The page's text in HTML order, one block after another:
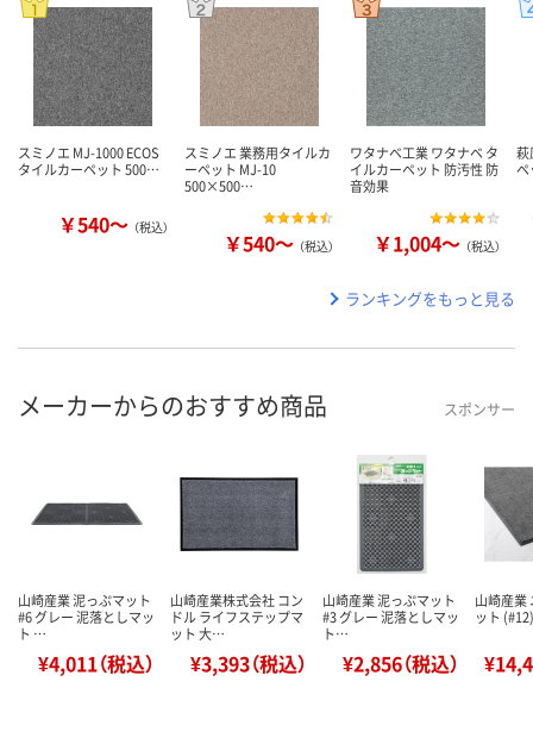
スミノエ MJ-1000 ECOS
タイルカーペット 500…
￥540～ （税込）
スミノエ 業務用タイルカ
ーペット MJ-10
500×500…
￥540～ （税込）
ワタナベ工業 ワタナベ タ
イルカーペット 防汚性 防
音効果
￥1,004～ （税込）
萩
ペ
ランキングをもっと見る
メーカーからのおすすめ商品 スポンサー
山崎産業 泥っぷマット
#6 グレー 泥落としマッ
ト …
¥4,011（税込）
山崎産業株式会社 コン
ドル ライフステップマ
ット 大…
¥3,393（税込）
山崎産業 泥っぷマット
#3 グレー 泥落としマッ
ト…
¥2,856（税込）
山崎産業
ット